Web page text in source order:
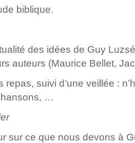
biblique.
des idées de Guy
auteurs (Maurice Bellet,
repas, suivi d’une veillée :
…
sur ce que nous devons à